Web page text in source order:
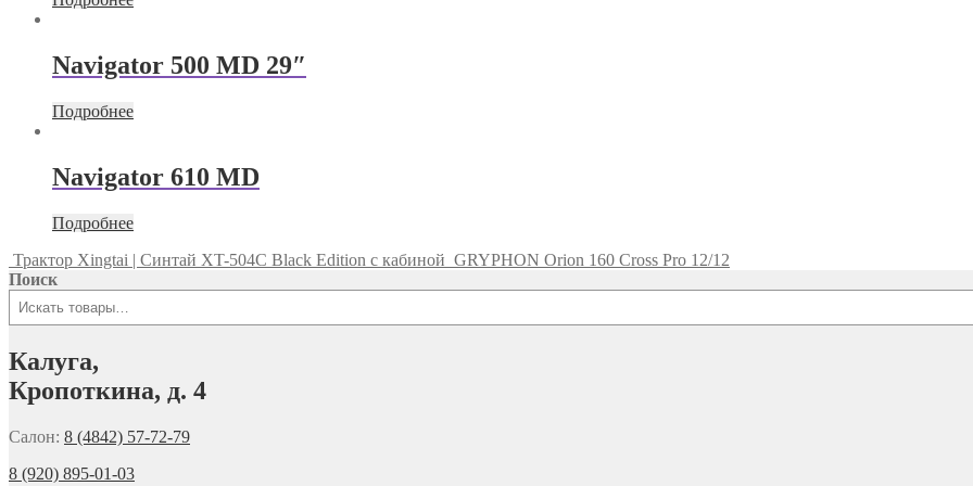
Navigator 500 MD 29″
Подробнее
Navigator 610 MD
Подробнее
Трактор Xingtai | Синтай XT-504С Black Edition с кабиной GRYPHON Orion 160 Cross Pro 12/12
Поиск
Калуга,
Кропоткина, д. 4
Салон: 8 (4842) 57-72-79
8 (920) 895-01-03